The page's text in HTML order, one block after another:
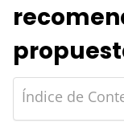
Índice de